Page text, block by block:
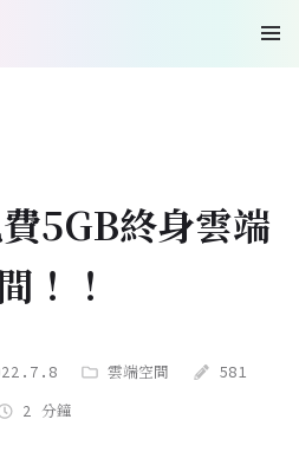
5GB終身雲端
！！
雲端空間 581
2 分鐘